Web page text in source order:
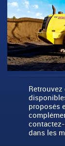
Retrouvez
proposés
dans les